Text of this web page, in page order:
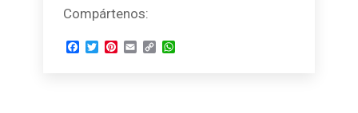
Compártenos:
Facebook
TwitterPinterest
EmailCopyWhatsApp